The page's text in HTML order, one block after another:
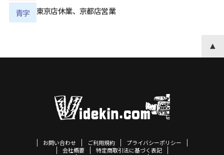
青字 東京店休業、京都店営業
お問い合わせ ご利用規約
プライバシーポリシー
会社概要
特定商取引法に基づく表記